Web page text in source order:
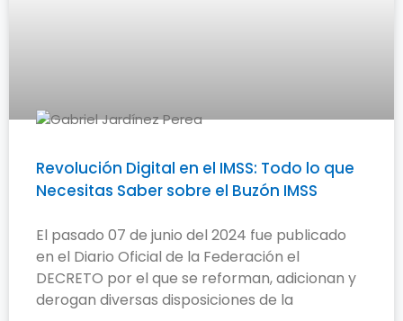
Revolución Digital en el IMSS: Todo lo que
Necesitas Saber sobre el Buzón IMSS
El pasado 07 de junio del 2024 fue publicado
en el Diario Oficial de la Federación el
DECRETO por el que se reforman, adicionan y
derogan diversas disposiciones de la